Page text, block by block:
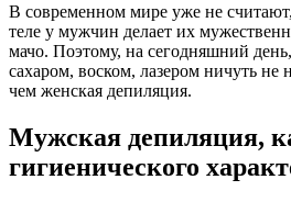
В современном мире уже не
теле у мужчин делает их
мачо. Поэтому, на сегодняшний
сахаром, воском, лазером ничуть не
чем женская депиляция.
Мужская депиляция,
гигиенического